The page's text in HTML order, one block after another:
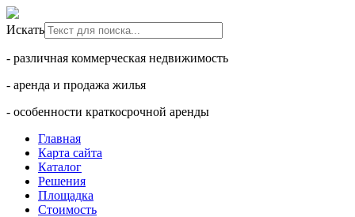
Искать
- различная коммерческая недвижимость
- аренда и продажа жилья
- особенности краткосрочной аренды
Главная
Карта сайта
Каталог
Решения
Площадка
Стоимость